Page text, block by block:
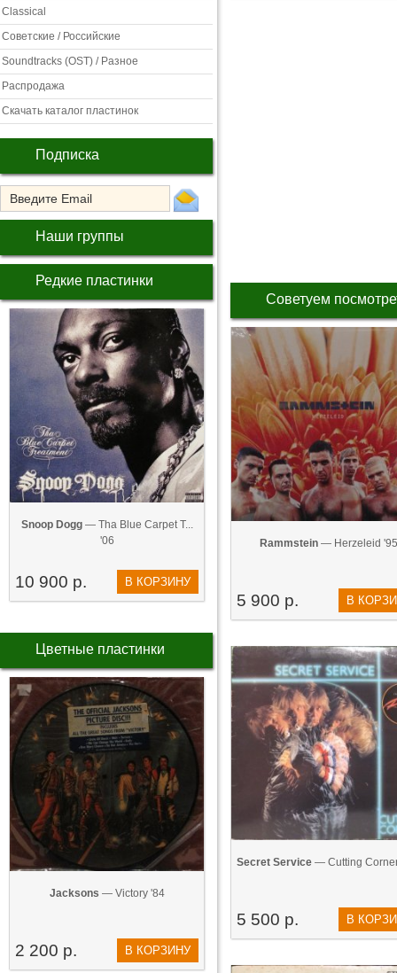
Classical
Советские / Российские
Soundtracks (OST) / Разное
Распродажа
Скачать каталог пластинок
Подписка
Наши группы
Редкие пластинки
Snoop Dogg— ‎Tha Blue Carpet T...
'06
10 900 р. В КОРЗИНУ
Цветные пластинки
Jacksons — Victory '84
2 200 р. В КОРЗИНУ
Советуем
Rammstein— Herzeleid '95
5 900 р. В
Secret Service— Cutting
5 500 р. В